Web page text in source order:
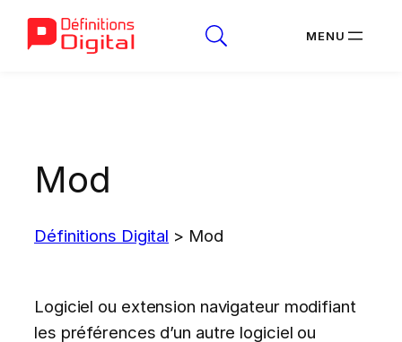
Mod
Définitions Digital > Mod
Logiciel ou extension navigateur modifiant
les préférences d’un autre logiciel ou